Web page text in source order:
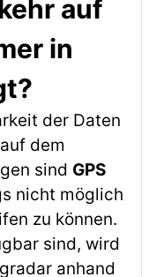
auf
in
der Daten
dem
sind GPS
nicht möglich
zu können.
sind, wird
anhand